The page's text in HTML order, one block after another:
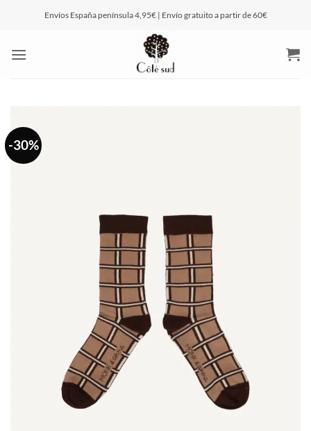
Envíos España península 4,95€ | Envío gratuito a partir de 60€
-30%